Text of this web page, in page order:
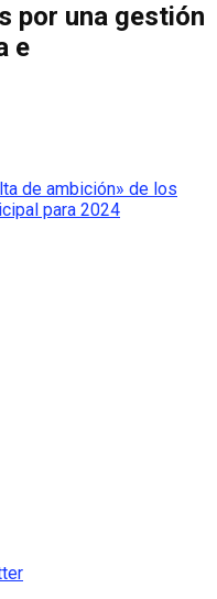
por una gestión
e